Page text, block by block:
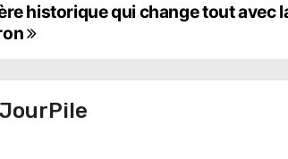
historique qui change tout avec